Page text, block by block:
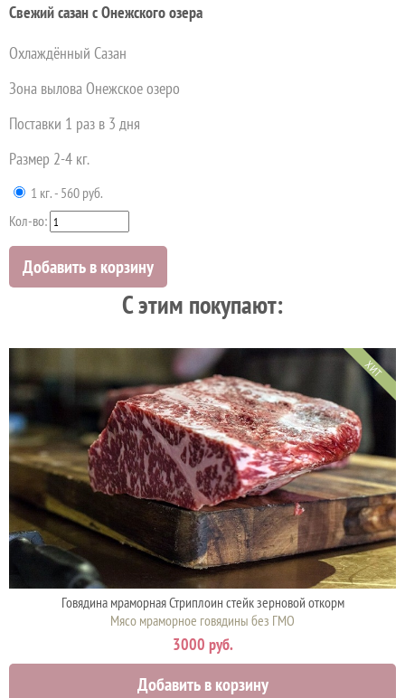
Свежий сазан с Онежского озера
Охлаждённый Сазан
Зона вылова Онежское озеро
Поставки 1 раз в 3 дня
Размер 2-4 кг.
1 кг. - 560 руб.
Кол-во:
Добавить в корзину
C этим покупают:
ХИТ
Говядина мраморная Стриплоин стейк зерновой откорм
Мясо мраморное говядины без ГМО
3000 руб.
Добавить в корзину